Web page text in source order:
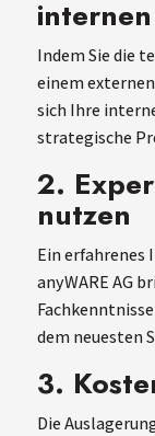
Indem Sie die
einem
sich Ihre
strategische
2.
nutzen
Ein erfahrenes
anyWARE AG
dem neuesten
3.
Die